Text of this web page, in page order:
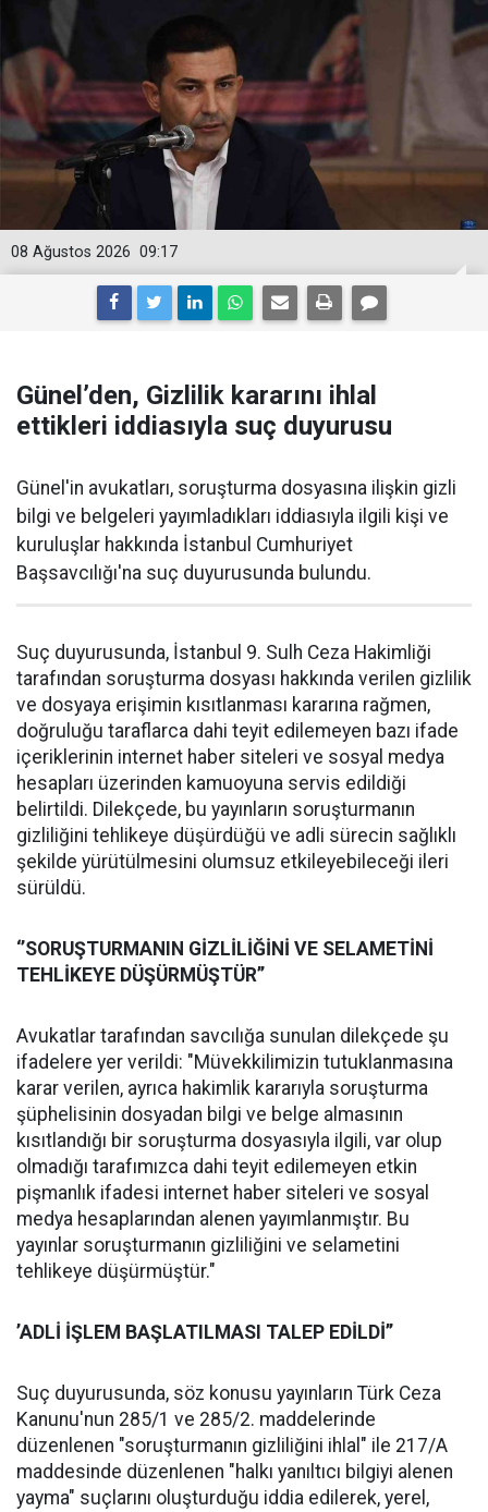
09:17
08 Ağustos 2026
Günel’den, Gizlilik kararını ihlal
ettikleri iddiasıyla suç duyurusu
Günel'in avukatları, soruşturma dosyasına ilişkin gizli
bilgi ve belgeleri yayımladıkları iddiasıyla ilgili kişi ve
kuruluşlar hakkında İstanbul Cumhuriyet
Başsavcılığı'na suç duyurusunda bulundu.
Suç duyurusunda, İstanbul 9. Sulh Ceza Hakimliği
tarafından soruşturma dosyası hakkında verilen gizlilik
ve dosyaya erişimin kısıtlanması kararına rağmen,
doğruluğu taraflarca dahi teyit edilemeyen bazı ifade
içeriklerinin internet haber siteleri ve sosyal medya
hesapları üzerinden kamuoyuna servis edildiği
belirtildi. Dilekçede, bu yayınların soruşturmanın
gizliliğini tehlikeye düşürdüğü ve adli sürecin sağlıklı
şekilde yürütülmesini olumsuz etkileyebileceği ileri
sürüldü.
‘’SORUŞTURMANIN GİZLİLİĞİNİ VE SELAMETİNİ
TEHLİKEYE DÜŞÜRMÜŞTÜR’’
Avukatlar tarafından savcılığa sunulan dilekçede şu
ifadelere yer verildi: "Müvekkilimizin tutuklanmasına
karar verilen, ayrıca hakimlik kararıyla soruşturma
şüphelisinin dosyadan bilgi ve belge almasının
kısıtlandığı bir soruşturma dosyasıyla ilgili, var olup
olmadığı tarafımızca dahi teyit edilemeyen etkin
pişmanlık ifadesi internet haber siteleri ve sosyal
medya hesaplarından alenen yayımlanmıştır. Bu
yayınlar soruşturmanın gizliliğini ve selametini
tehlikeye düşürmüştür."
’ADLİ İŞLEM BAŞLATILMASI TALEP EDİLDİ’’
Suç duyurusunda, söz konusu yayınların Türk Ceza
Kanunu'nun 285/1 ve 285/2. maddelerinde
düzenlenen "soruşturmanın gizliliğini ihlal" ile 217/A
maddesinde düzenlenen "halkı yanıltıcı bilgiyi alenen
yayma" suçlarını oluşturduğu iddia edilerek, yerel,